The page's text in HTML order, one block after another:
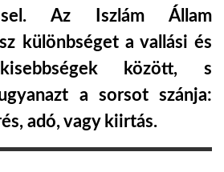
Az Iszlám Állam
különbséget a vallási és
között, s
a sorsot szánja:
adó, vagy kiirtás.